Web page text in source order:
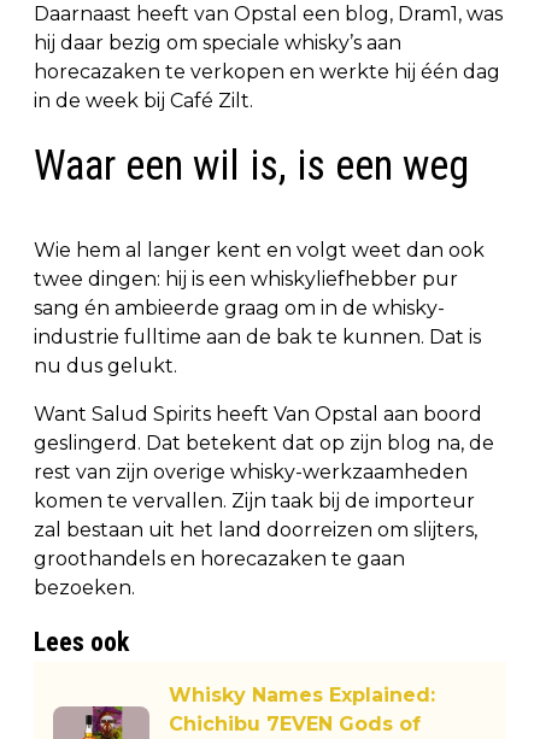
Daarnaast heeft van Opstal een blog, Dram1, was
hij daar bezig om speciale whisky’s aan
horecazaken te verkopen en werkte hij één dag
in de week bij Café Zilt.
Waar een wil is, is een weg
Wie hem al langer kent en volgt weet dan ook
twee dingen: hij is een whiskyliefhebber pur
sang én ambieerde graag om in de whisky-
industrie fulltime aan de bak te kunnen. Dat is
nu dus gelukt.
Want Salud Spirits heeft Van Opstal aan boord
geslingerd. Dat betekent dat op zijn blog na, de
rest van zijn overige whisky-werkzaamheden
komen te vervallen. Zijn taak bij de importeur
zal bestaan uit het land doorreizen om slijters,
groothandels en horecazaken te gaan
bezoeken.
Lees ook
Whisky Names Explained:
Chichibu 7EVEN Gods of